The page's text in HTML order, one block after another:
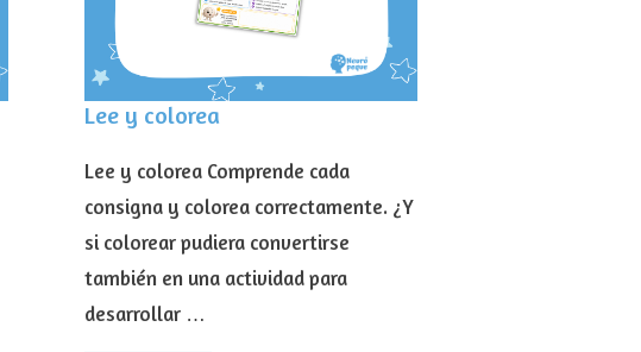
Lee y colorea
Lee y colorea Comprende cada
consigna y colorea correctamente. ¿Y
si colorear pudiera convertirse
también en una actividad para
desarrollar …